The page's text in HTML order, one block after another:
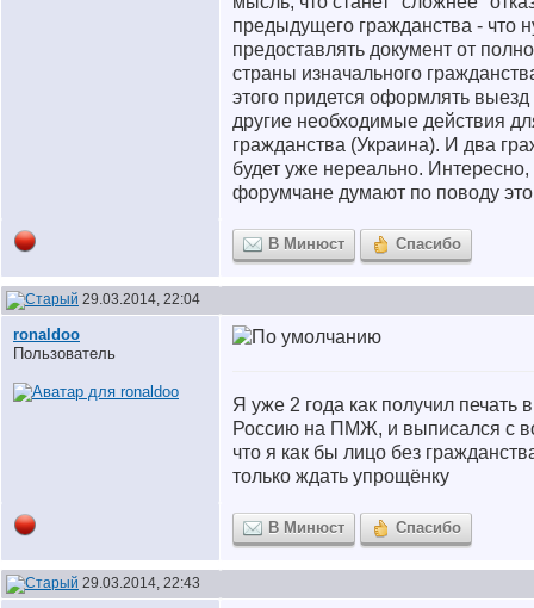
предыдущего гражданства - что
предоставлять документ от
страны изначального
этого придется оформлять
другие необходимые действия
гражданства (Украина). И два
будет уже нереально. Интересно,
форумчане думают по поводу
В Минюст Спасибо
29.03.2014, 22:04
ronaldoo
Пользователь
Я уже 2 года как получил печать
Россию на ПМЖ, и выписался с
что я как бы лицо без
только ждать упрощёнку
В Минюст Спасибо
29.03.2014, 22:43